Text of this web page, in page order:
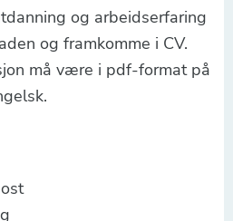
og arbeidserfaring
og framkomme i CV.
må være i pdf-format på